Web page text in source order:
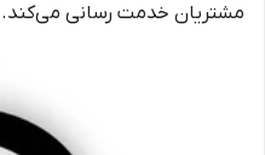
مشتریان خدمت رسانی می‌کند.